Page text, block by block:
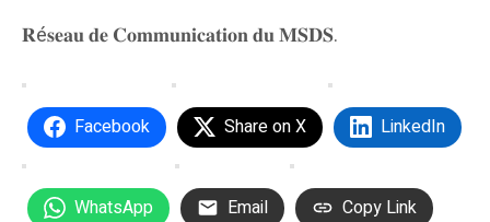
𝐑é𝐬𝐞𝐚𝐮 𝐝𝐞 𝐂𝐨𝐦𝐦𝐮𝐧𝐢𝐜𝐚𝐭𝐢𝐨𝐧 𝐝𝐮 𝐌𝐒𝐃𝐒.
Facebook Share on X LinkedIn
WhatsApp Email Copy Link